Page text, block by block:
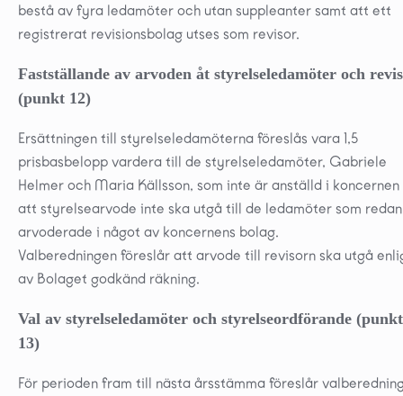
bestå av fyra ledamöter och utan suppleanter samt att ett
registrerat revisionsbolag utses som revisor.
Fastställande av arvoden åt styrelseledamöter och
(punkt 12)
Ersättningen till styrelseledamöterna föreslås vara 1,5
prisbasbelopp vardera till de styrelseledamöter, Gabriele
Helmer och Maria Källsson, som inte är anställd i koncernen
att styrelsearvode inte ska utgå till de ledamöter som
arvoderade i något av koncernens bolag.
Valberedningen föreslår att arvode till revisorn ska utgå
av Bolaget godkänd räkning.
Val av styrelseledamöter och styrelseordförande (punkt
13)
För perioden fram till nästa årsstämma föreslår